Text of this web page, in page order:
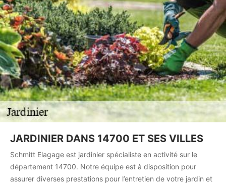
JARDINIER DANS 14700 ET SES VILLES
Schmitt Elagage est jardinier spécialiste en activité sur le
département 14700. Notre équipe est à disposition pour
assurer diverses prestations pour l’entretien de votre jardin et